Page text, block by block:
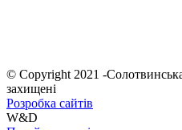
© Copyright 2021 -
захищені
Розробка сайтів
W&D